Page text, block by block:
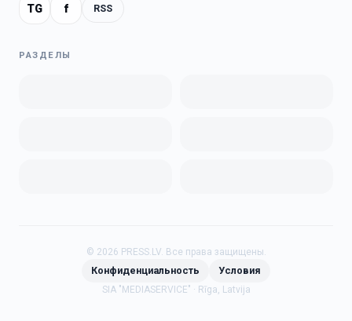
TG f RSS
РАЗДЕЛЫ
© 2026 PRESS.LV. Все права защищены.
Конфиденциальность Условия
SIA "MEDIASERVICE" · Rīga, Latvija